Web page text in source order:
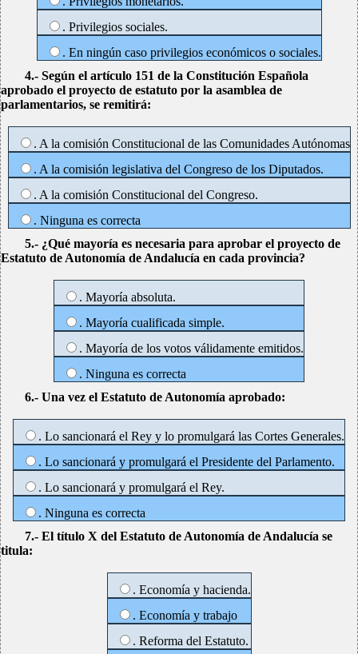
. Privilegios sociales.
. En ningún caso privilegios económicos o sociales.
4.- Según el artículo 151 de la Constitución Española
aprobado el proyecto de estatuto por la asamblea de
parlamentarios, se remitirá:
. A la comisión Constitucional de las Comunidades Autónomas
. A la comisión legislativa del Congreso de los Diputados.
. A la comisión Constitucional del Congreso.
. Ninguna es correcta
5.- ¿Qué mayoría es necesaria para aprobar el proyecto de
Estatuto de Autonomía de Andalucía en cada provincia?
. Mayoría absoluta.
. Mayoría cualificada simple.
. Mayoría de los votos válidamente emitidos.
. Ninguna es correcta
6.- Una vez el Estatuto de Autonomía aprobado:
. Lo sancionará el Rey y lo promulgará las Cortes Generales.
. Lo sancionará y promulgará el Presidente del Parlamento.
. Lo sancionará y promulgará el Rey.
. Ninguna es correcta
7.- El título X del Estatuto de Autonomía de Andalucía se
titula:
. Economía y hacienda.
. Economía y trabajo
. Reforma del Estatuto.